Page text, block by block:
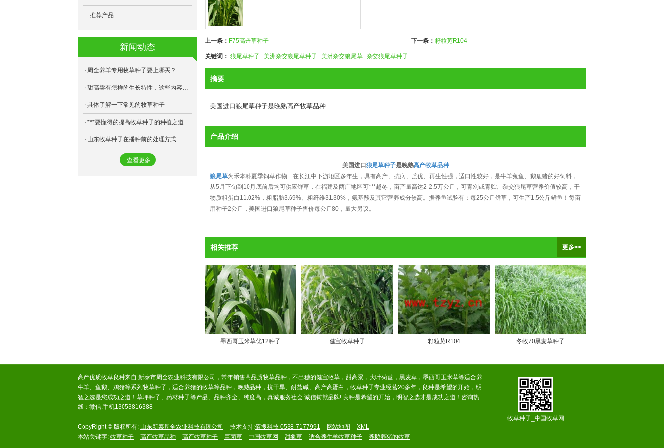
上一条： F75高丹草种子 下一条： 籽粒苋R104
关键词： 狼尾草种子 美洲杂交狼尾草种子 美洲杂交狼尾草 杂交狼尾草种子
摘要
美国进口狼尾草种子是晚熟高产牧草品种
产品介绍
美国进口 狼尾草种子是晚熟高产牧草品种
狼尾草为禾本科夏季饲草作物，在长江中下游地区多年生，具有高产、抗病、质优、再生性强，适口性较好，是牛羊兔鱼、鹅鹿猪的好饲料，
从5月下旬到10月底前后均可供应鲜草，在福建及两广地区可***越冬，亩产量高达2-2.5万公斤，可青刈或青贮。杂交狼尾草营养价值较高，干
物质粗蛋白11.02%，粗脂肪3.69%、粗纤维31.30%，氨基酸及其它营养成分较高。据养鱼试验有：每25公斤鲜草，可生产1.5公斤鲜鱼！每亩
用种子2公斤，美国进口狼尾草种子售价每公斤80，量大另议。
相关推荐 更多>>
墨西哥玉米草优12种子 健宝牧草种子 籽粒苋R104 冬牧70黑麦草种子
- F75高丹草
- 健宝牧草
- 苏丹草
- 甜高粱
- 狼尾草
- 籽粒苋
- 苦荬菜
- 多年生黑麦草
- 天香速生草
- 金皇后苜蓿
- 三得利苜蓿
- 将军菊苣
- 桂牧一号
- 美国王草
- 阔叶菊苣
- 跳舞草
- 芽球菊苣
推荐产品
新闻动态
周全养羊专用牧草种子要上哪买？
甜高粱有怎样的生长特性，这些内容要了解
具体了解一下常见的牧草种子
***要懂得的提高牧草种子的种植之道
山东牧草种子在播种前的处理方式
查看更多
高产优质牧草良种来自 新泰市周全农业科技有限公司，常年销售高品质牧草品种，不出穗的健宝牧草，甜高粱，大叶菊苣，黑麦草，墨西哥玉米草等适合养
牛羊、鱼鹅、鸡猪等系列牧草种子，适合养猪的牧草等品种，晚熟品种，抗干旱、耐盐碱、高产高蛋白，牧草种子专业经营20多年，良种是希望的开始，明
智之选是您成功之道！草坪种子、药材种子等产品、品种齐全、纯度高，真诚服务社会.诚信铸就品牌! 良种是希望的开始，明智之选才是成功之道！咨询热
线：微信.手机13053816388
CopyRight © 版权所有: 山东新泰周全农业科技有限公司 技术支持:佰搜科技 0538-7177991 网站地图
XML
本站关键字: 牧草种子 高产牧草品种 高产牧草种子 巨菌草 中国牧草网 甜象草 适合养牛羊牧草种子 养鹅养猪的牧草
牧草种子_中国牧草网